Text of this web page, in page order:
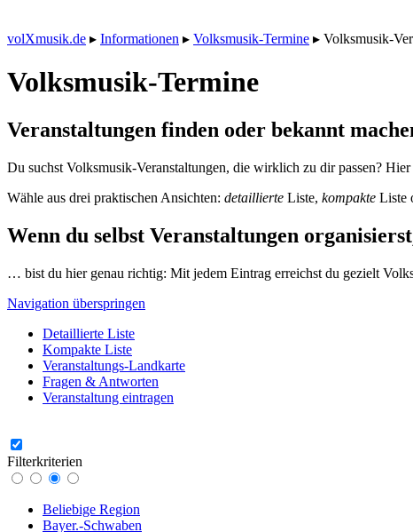
volXmusik.de ▸ Informationen ▸ Volksmusik-Termine ▸ Volksmusik-
Volksmusik-Termine
Veranstaltungen finden oder bekannt
Du suchst Volksmusik-Veranstaltungen, die wirklich zu dir passen?
Wähle aus drei praktischen Ansichten: detaillierte Liste, kompakte Liste
Wenn du selbst Veranstaltungen
… bist du hier genau richtig: Mit jedem Eintrag erreichst du gezielt
Navigation überspringen
Detaillierte Liste
Kompakte Liste
Veranstaltungs-Landkarte
Fragen & Antworten
Veranstaltung eintragen
Filterkriterien
Beliebige Region
Bayer.-Schwaben